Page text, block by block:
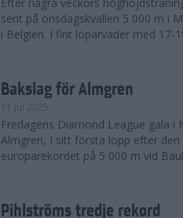
Efter några veckors
sent på onsdagskvällen 5 000 m i
i Belgien. I fint löparväder med 17-
Bakslag för Almgren
11 jul 2025
Fredagens Diamond League gala
Almgren, I sitt första lopp efter den
europarekordet på 5 000 m vid
Pihlströms tredje rekord